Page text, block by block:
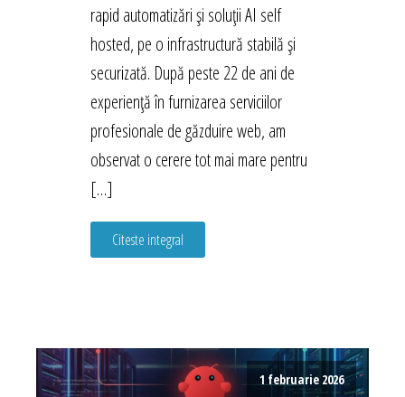
rapid automatizări și soluții AI self
hosted, pe o infrastructură stabilă și
securizată. După peste 22 de ani de
experiență în furnizarea serviciilor
profesionale de găzduire web, am
observat o cerere tot mai mare pentru
[…]
Citeste integral
1 februarie 2026